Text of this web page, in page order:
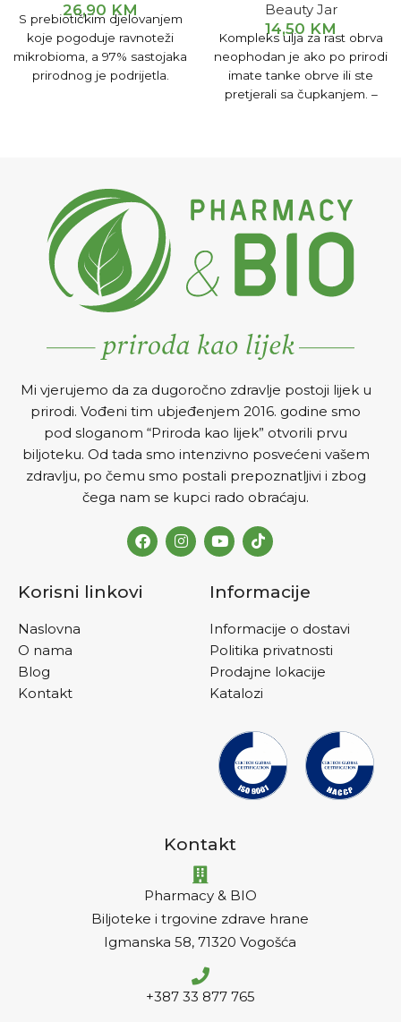
26,90 KM
S prebiotičkim djelovanjem
koje pogoduje ravnoteži
mikrobioma, a 97% sastojaka
prirodnog je podrijetla.
Beauty Jar
14,50 KM
Kompleks ulja za rast obrva
neophodan je ako po prirodi
imate tanke obrve ili ste
pretjerali sa čupkanjem. –
Mi vjerujemo da za dugoročno zdravlje postoji lijek u
prirodi. Vođeni tim ubjeđenjem 2016. godine smo
pod sloganom “Priroda kao lijek” otvorili prvu
biljoteku. Od tada smo intenzivno posvećeni vašem
zdravlju, po čemu smo postali prepoznatljivi i zbog
čega nam se kupci rado obraćaju.
Korisni linkovi
Naslovna
O nama
Blog
Kontakt
Informacije
Informacije o dostavi
Politika privatnosti
Prodajne lokacije
Katalozi
Kontakt
Pharmacy & BIO
Biljoteke i trgovine zdrave hrane
Igmanska 58, 71320 Vogošća
+387 33 877 765